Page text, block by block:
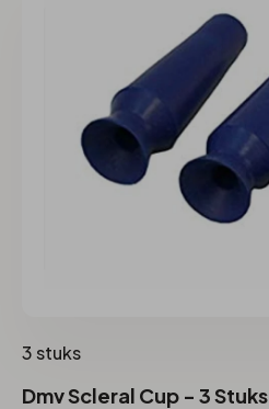
3 stuks
Dmv Scleral Cup - 3 Stuks